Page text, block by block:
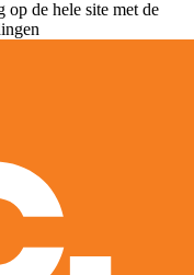
de hele site met de